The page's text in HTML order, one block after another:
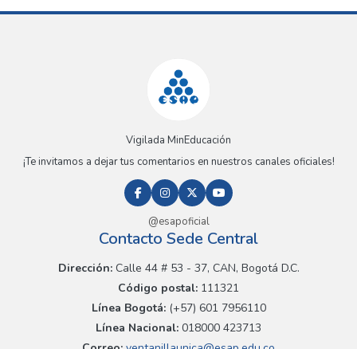
Vigilada MinEducación
¡Te invitamos a dejar tus comentarios en nuestros canales oficiales!
@esapoficial
Contacto Sede Central
Dirección:Calle 44 # 53 - 37, CAN, Bogotá D.C.
Código postal: 111321
Línea Bogotá:(+57) 601 7956110
Línea Nacional: 018000 423713